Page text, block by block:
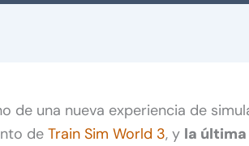
de una nueva experiencia de
de Train Sim World 3, y la